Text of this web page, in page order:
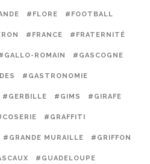
#FLORE #FOOTBALL
#FRANCE #FRATERNITÉ
ROMAIN #GASCOGNE
#GASTRONOMIE
#GERBILLE #GIMS #GIRAFE
#GRAFFITI
#GRANDE MURAILLE #GRIFFON
#GUADELOUPE